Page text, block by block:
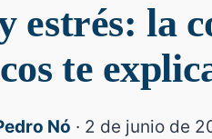
estrés: la
te
Nó · 2 de junio de